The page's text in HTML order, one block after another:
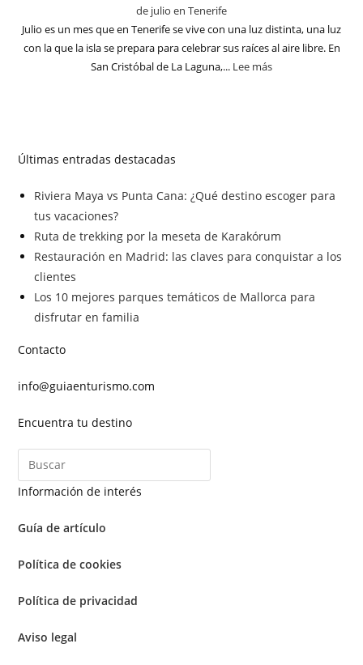
de julio en Tenerife
Julio es un mes que en Tenerife se vive con una luz distinta, una luz
con la que la isla se prepara para celebrar sus raíces al aire libre. En
San Cristóbal de La Laguna,... Lee más
Últimas entradas destacadas
Riviera Maya vs Punta Cana: ¿Qué destino escoger para
tus vacaciones?
Ruta de trekking por la meseta de Karakórum
Restauración en Madrid: las claves para conquistar a los
clientes
Los 10 mejores parques temáticos de Mallorca para
disfrutar en familia
Contacto
info@guiaenturismo.com
Encuentra tu destino
Información de interés
Guía de artículo
Política de cookies
Política de privacidad
Aviso legal